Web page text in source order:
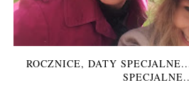
ROCZNICE, DATY